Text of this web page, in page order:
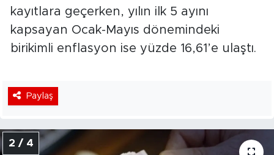
kayıtlara geçerken, yılın ilk 5 ayını
kapsayan Ocak-Mayıs dönemindeki
birikimli enflasyon ise yüzde 16,61’e ulaştı.
Paylaş
2 / 4